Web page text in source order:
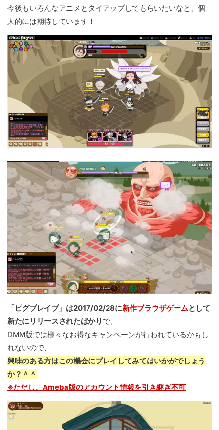
今後もいろんなアニメとタイアップしてもらいたいなと、個
人的には期待しています！
「ピグブレイブ」は2017/02/28に新作ブラウザゲームとして
新たにリリースされたばかり で、
DMM版では様々なお得なキャンペーンが行われているかもし
れないので、
興味のある方はこの機会にプレイしてみてはいかがでしょう
か？＾＾
※ただし、Ameba版のアカウント情報を引き継ぎ不可